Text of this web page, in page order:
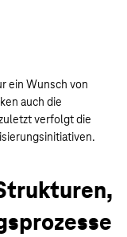
ein Wunsch von
auch die
verfolgt die